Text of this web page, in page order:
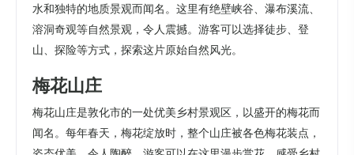
水和独特的地质景观而闻名。这里有绝壁峡谷、瀑布溪流、
溶洞奇观等自然景观，令人震撼。游客可以选择徒步、登
山、探险等方式，探索这片原始自然风光。
梅花山庄
梅花山庄是敦化市的一处优美乡村景观区，以盛开的梅花而
闻名。每年春天，梅花绽放时，整个山庄被各色梅花装点，